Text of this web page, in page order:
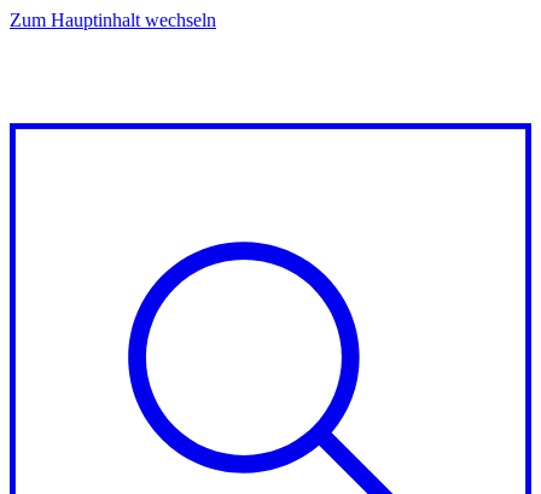
Zum Hauptinhalt wechseln